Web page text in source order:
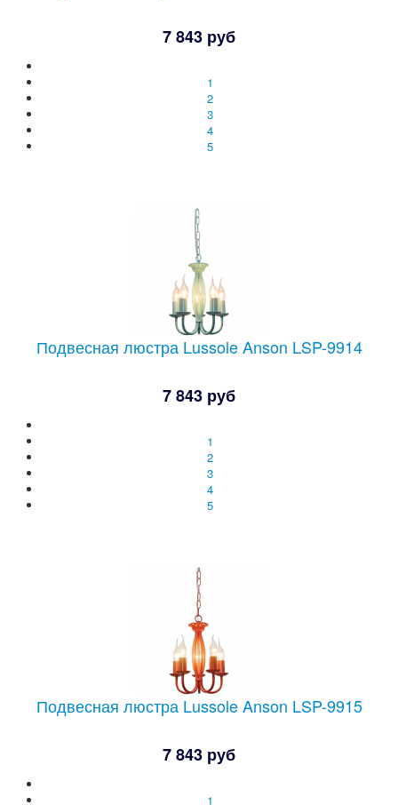
7 843 руб
1
2
3
4
5
Подвесная люстра Lussole Anson LSP-9914
7 843 руб
1
2
3
4
5
Подвесная люстра Lussole Anson LSP-9915
7 843 руб
1